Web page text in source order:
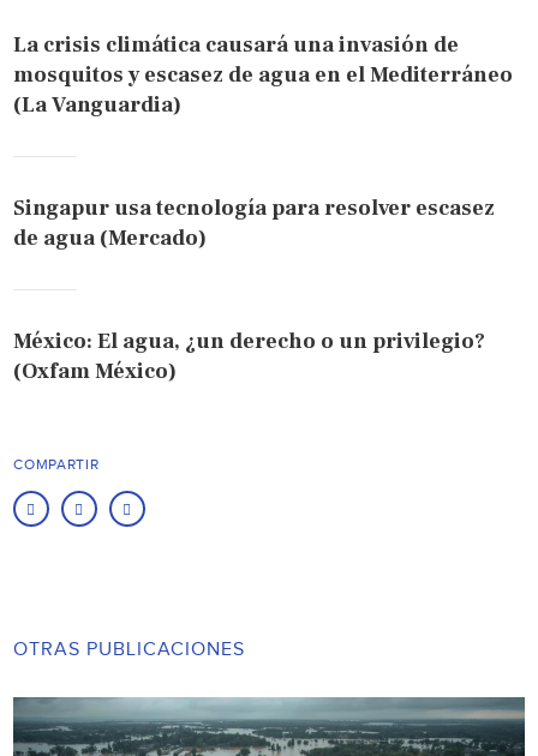
La crisis climática causará una invasión de
mosquitos y escasez de agua en el Mediterráneo
(La Vanguardia)
Singapur usa tecnología para resolver escasez
de agua (Mercado)
México: El agua, ¿un derecho o un privilegio?
(Oxfam México)
COMPARTIR
OTRAS PUBLICACIONES